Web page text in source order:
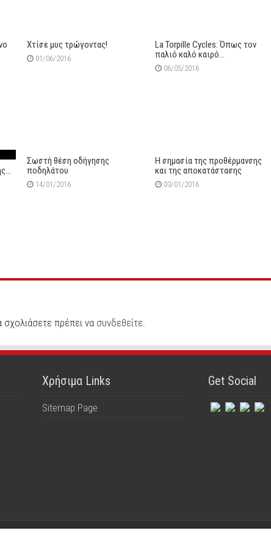
Χτίσε μυς τρώγοντας!
01/06/2016
La Torpille Cycles: Όπως τον
παλιό καλό καιρό…
06/05/2016
Σωστή θέση οδήγησης
ποδηλάτου
14/01/2016
Η σημασία της προθέρμανσης
και της αποκατάστασης
03/01/2016
σχολιάσετε πρέπει να συνδεθείτε
Χρήσιμα Links
Sitemap Page
Get Social